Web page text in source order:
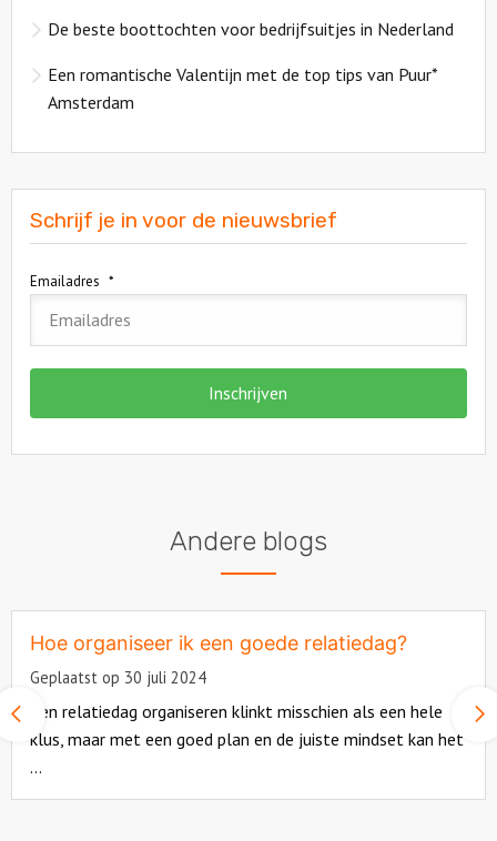
De beste boottochten voor bedrijfsuitjes in Nederland
Een romantische Valentijn met de top tips van Puur*
Amsterdam
Schrijf je in voor de nieuwsbrief
Emailadres *
Andere blogs
Vorige
slide
Hoe organiseer ik een goede relatiedag?
Geplaatst op 30 juli 2024
Een relatiedag organiseren klinkt misschien als een hele
klus, maar met een goed plan en de juiste mindset kan het
...